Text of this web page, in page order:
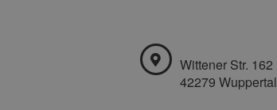
Wittener Str. 162
42279 Wuppertal